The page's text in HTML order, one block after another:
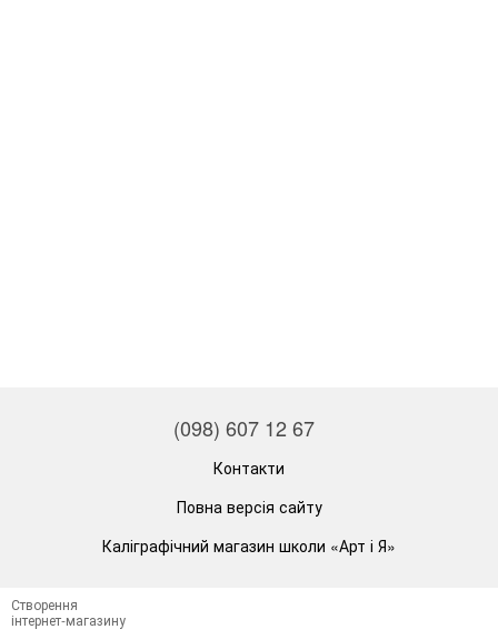
(098) 607 12 67
Контакти
Повна версія сайту
Каліграфічний магазин школи «Арт і Я»
Створення
інтернет-магазину